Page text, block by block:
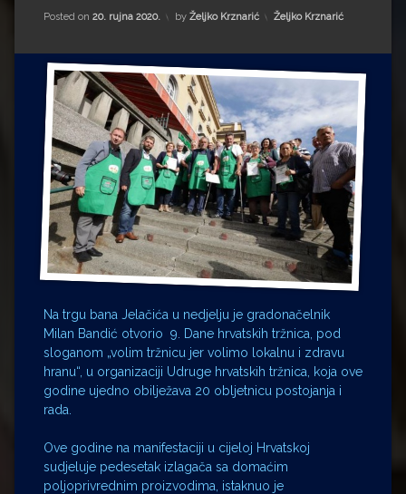
Matea Andrić
Ljiljana Lekanić-Kljaić
Željko Krznarić
Mario Lovreković
Miroslav Šantek
Posted on 20. rujna 2020. by Željko Krznarić Kategorije:
Željko Krznarić
Na trgu bana Jelačića u nedjelju je gradonačelnik
Milan Bandić otvorio 9. Dane hrvatskih tržnica, pod
sloganom „volim tržnicu jer volimo lokalnu i zdravu
hranu“, u organizaciji Udruge hrvatskih tržnica, koja ove
godine ujedno obilježava 20 obljetnicu postojanja i
rada.
Ove godine na manifestaciji u cijeloj Hrvatskoj
sudjeluje pedesetak izlagača sa domaćim
poljoprivrednim proizvodima, istaknuo je